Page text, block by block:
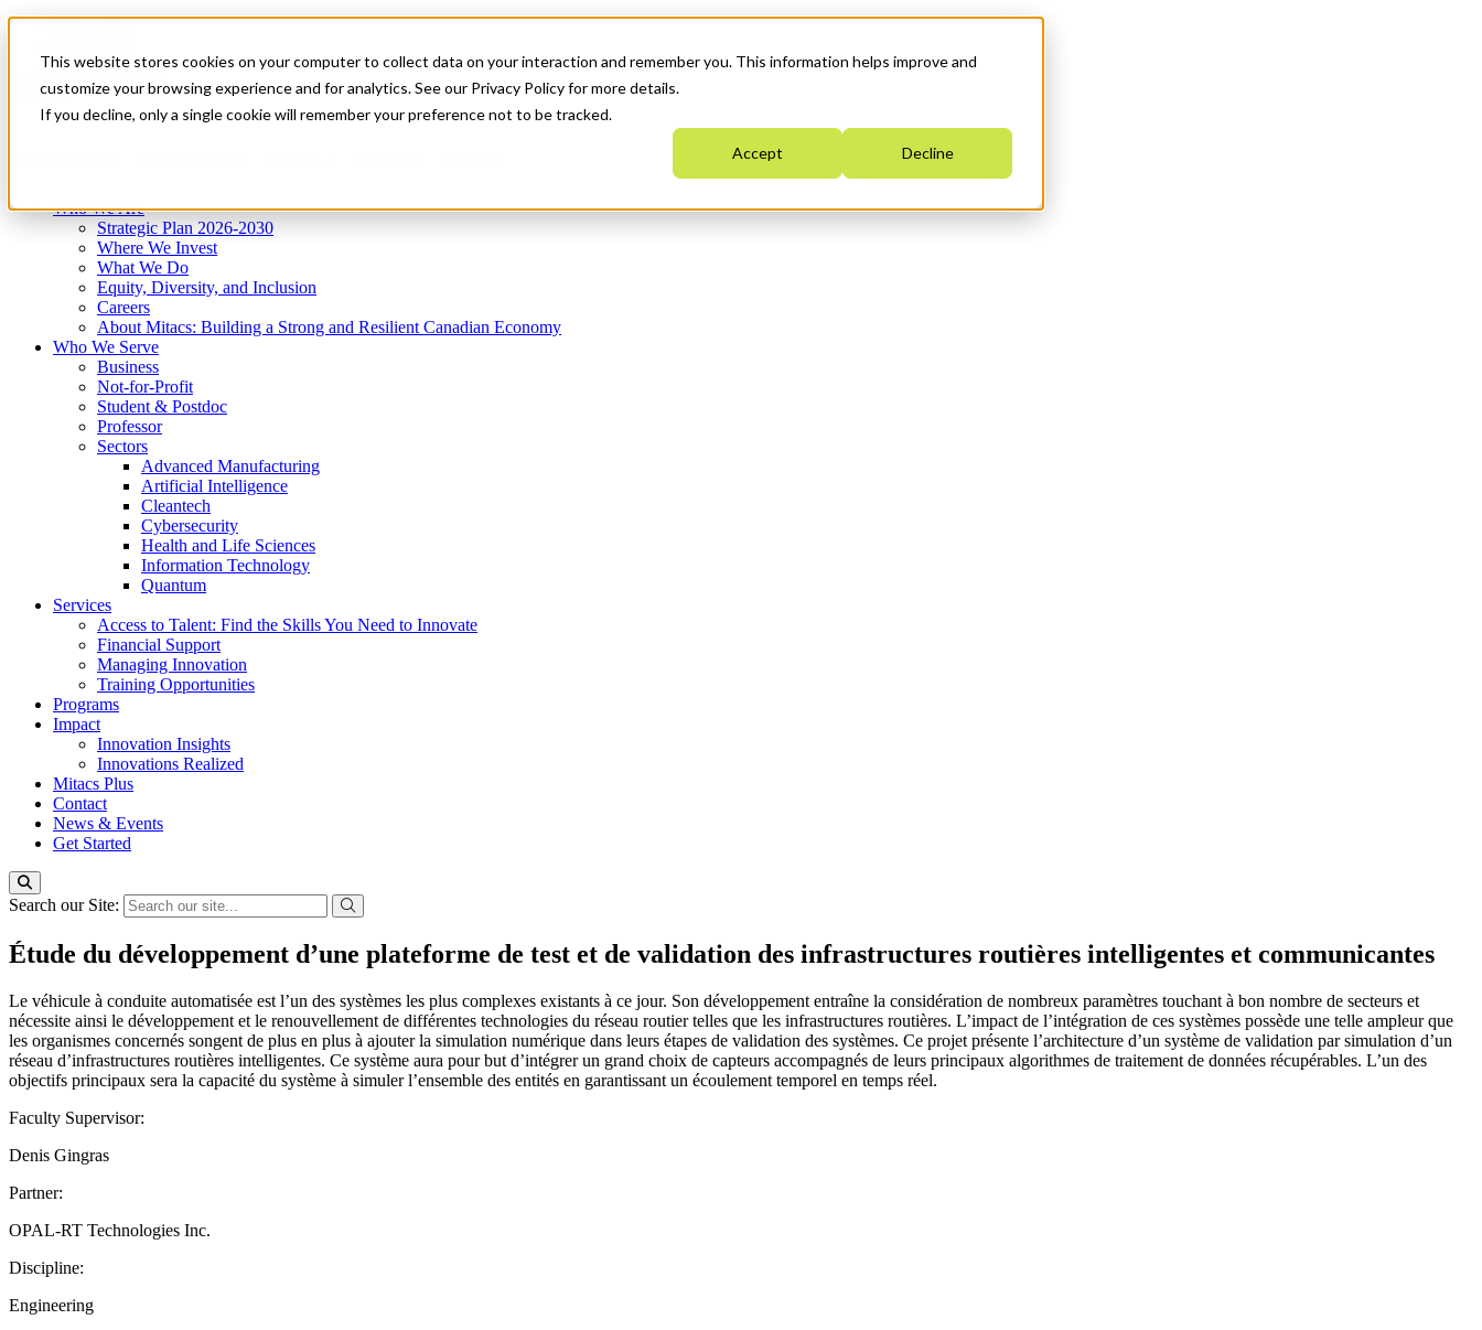
This website stores cookies on your computer to collect data on your interaction and remember you. This information helps improve and
customize your browsing experience and for analytics. See our Privacy Policy for more details.
If you decline, only a single cookie will remember your preference not to be tracked.
Accept Decline
News & Events
Get Started
Menu
Who We Are
Strategic Plan 2026-2030
Where We Invest
What We Do
Equity, Diversity, and Inclusion
Careers
About Mitacs: Building a Strong and Resilient Canadian Economy
Who We Serve
Business
Not-for-Profit
Student & Postdoc
Professor
Sectors
Advanced Manufacturing
Artificial Intelligence
Cleantech
Cybersecurity
Health and Life Sciences
Information Technology
Quantum
Services
Access to Talent: Find the Skills You Need to Innovate
Financial Support
Managing Innovation
Training Opportunities
Programs
Impact
Innovation Insights
Innovations Realized
Mitacs Plus
Contact
News & Events
Get Started
Search our Site:
Étude du développement d’une plateforme de test et de validation des infrastructures routières intelligentes et communicantes
Le véhicule à conduite automatisée est l’un des systèmes les plus complexes existants à ce jour. Son développement entraîne la considération de nombreux paramètres touchant à bon nombre de secteurs et
nécessite ainsi le développement et le renouvellement de différentes technologies du réseau routier telles que les infrastructures routières. L’impact de l’intégration de ces systèmes possède une telle ampleur que
les organismes concernés songent de plus en plus à ajouter la simulation numérique dans leurs étapes de validation des systèmes. Ce projet présente l’architecture d’un système de validation par simulation d’un
réseau d’infrastructures routières intelligentes. Ce système aura pour but d’intégrer un grand choix de capteurs accompagnés de leurs principaux algorithmes de traitement de données récupérables. L’un des
objectifs principaux sera la capacité du système à simuler l’ensemble des entités en garantissant un écoulement temporel en temps réel.
Faculty Supervisor:
Denis Gingras
Partner:
OPAL-RT Technologies Inc.
Discipline:
Engineering